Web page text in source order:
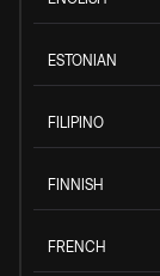
ESTONIAN
FILIPINO
FINNISH
FRENCH